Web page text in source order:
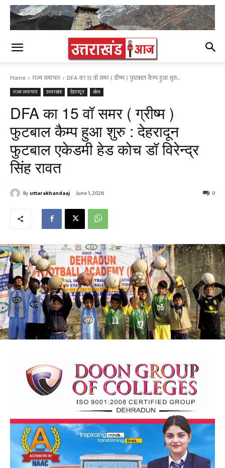
Home राज्य समाचार DFA का 15 वॉ समर ( ग्रीष्म ) फुटबाल कैम्प हुआ शुरु...
राज्य समाचार उत्तराखंड देहरादून खेल
DFA का 15 वॉ समर ( ग्रीष्म )
फुटबाल कैम्प हुआ शुरु : देहरादून
फुटबाल एकेडमी हेड कोच डॉ विरेन्द्र
सिंह रावत
By uttarakhandaaj June 1, 2026 0